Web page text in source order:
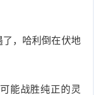
，哈利倒在伏地
能战胜纯正的灵